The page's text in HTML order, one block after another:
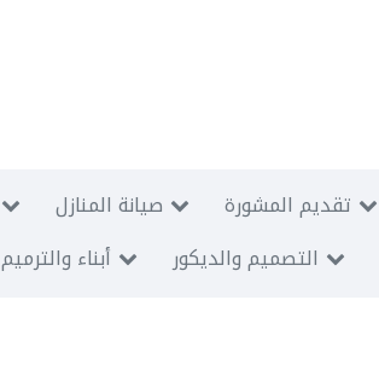
صيانة المنازل تقديم المشورة
أبناء والترميم التصميم والديكور